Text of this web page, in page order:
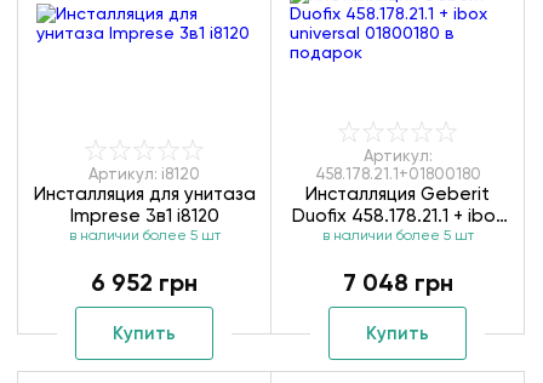
Артикул: i8120
Инсталляция для унитаза
Imprese 3в1 i8120
в наличии более 5 шт
6 952 грн
Купить
Артикул:
458.178.21.1+01800180
Инсталляция Geberit
Duofix 458.178.21.1 + ibox
universal 01800180
в наличии более 5 шт
7 048 грн
Купить